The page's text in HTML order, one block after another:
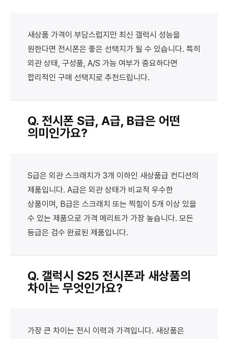
새상품 가격이 부담스럽지만 최신 갤럭시 성능을
원한다면 전시폰은 좋은 선택지가 될 수 있습니다. 특히
외관 상태, 구성품, A/S 가능 여부가 중요하다면
합리적인 구매 선택지로 추천드립니다.
Q. 전시폰 S급, A급, B급은 어떤
의미인가요?
S급은 외관 스크래치가 3개 이하인 새상품급 컨디션의
제품입니다. A급은 외관 상태가 비교적 우수한
상품이며, B급은 스크래치 또는 찍힘이 5개 이상 있을
수 있는 제품으로 가격 메리트가 가장 높습니다. 모든
등급은 검수 완료된 제품입니다.
Q. 갤럭시 S25 전시폰과 새상품의
차이는 무엇인가요?
가장 큰 차이는 전시 이력과 가격입니다. 새상품은